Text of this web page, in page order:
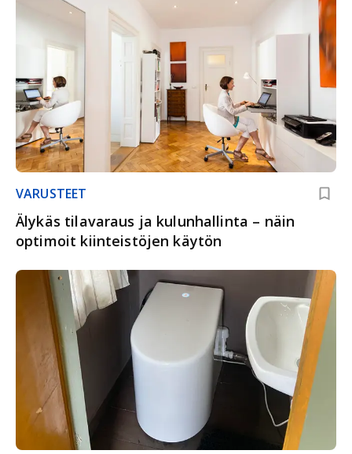
VARUSTEET
Älykäs tilavaraus ja kulunhallinta – näin
optimoit kiinteistöjen käytön